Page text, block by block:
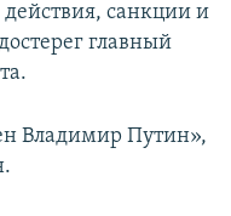
санкции и
главный
Владимир Путин»,